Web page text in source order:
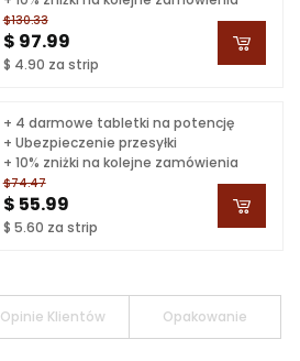
$130.33
$ 97.99
$ 4.90 za strip
$74.47
$ 55.99
$ 5.60 za strip
+ 4 darmowe tabletki na potencję
+ Ubezpieczenie przesyłki
+ 10% zniżki na kolejne zamówienia
Opinie Klientów Opakowanie